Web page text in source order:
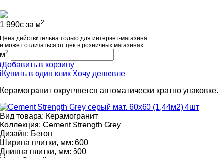
1 990c за м2
Цена действительна только для интернет-магазина
и может отличаться от цен в розничных магазинах.
м2
iДобавить в корзину
iКупить в один клик Хочу дешевле
Керамогранит округляется автоматически кратно упаковке.
Вид товара: Керамогранит
Коллекция: Cement Strength Grey
Дизайн: Бетон
Ширина плитки, мм: 600
Длинна плитки, мм: 600